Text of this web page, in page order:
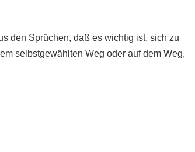
den Sprüchen, daß es wichtig ist, sich zu
selbstgewählten Weg oder auf dem Weg,